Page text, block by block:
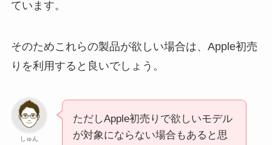
ています。
そのためこれらの製品が欲しい場合は、Apple初売
りを利用すると良いでしょう。
しゅん
ただしApple初売りで欲しいモデル
が対象にならない場合もあると思